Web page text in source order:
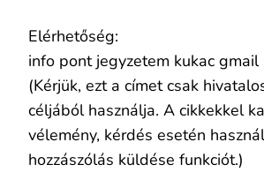
Elérhetőség:
info pont jegyzetem kukac gmail
(Kérjük, ezt a címet csak
céljából használja. A cikkekkel
vélemény, kérdés esetén
hozzászólás küldése funkciót.)